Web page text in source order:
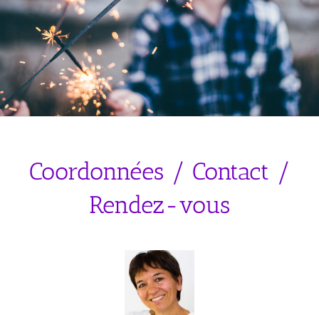
Coordonnées / Contact /
Rendez-vous